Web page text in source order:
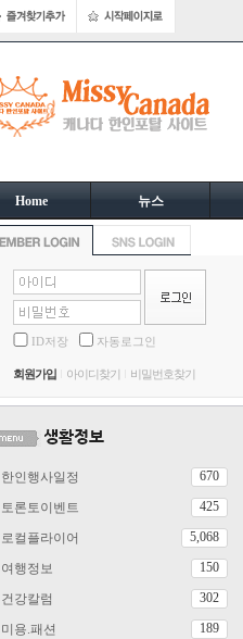
Home 뉴스
ID저장 자동로그인
회원가입 아이디찾기 비밀번호찾기
한인행사일정 670
토론토이벤트 425
로컬플라이어 5,068
여행정보 150
건강칼럼 302
미용.패션 189